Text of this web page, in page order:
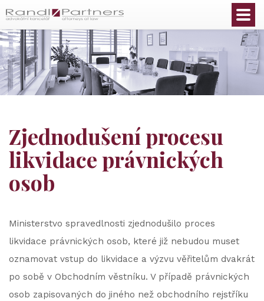
Zjednodušení procesu
likvidace právnických
osob
Ministerstvo spravedlnosti zjednodušilo proces
likvidace právnických osob, které již nebudou muset
oznamovat vstup do likvidace a výzvu věřitelům dvakrát
po sobě v Obchodním věstníku. V případě právnických
osob zapisovaných do jiného než obchodního rejstříku
Čeština